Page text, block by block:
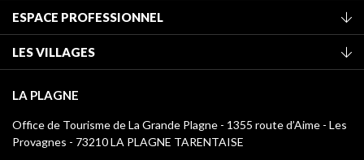
ESPACE PROFESSIONNEL
Classement des meublés
Taxe de séjour
Médiathèque
Logos La Plagne
LES VILLAGES
Montchavin - Les Coches
Champagny-en-Vanoise
LA PLAGNE
Office de Tourisme de La Grande Plagne - 1355 route d’Aime - Les
Provagnes - 73210 LA PLAGNE TARENTAISE